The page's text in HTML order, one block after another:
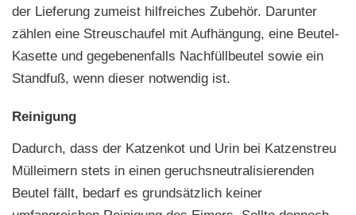
der Lieferung zumeist hilfreiches Zubehör. Darunter
zählen eine Streuschaufel mit Aufhängung, eine Beutel-
Kasette und gegebenenfalls Nachfüllbeutel sowie ein
Standfuß, wenn dieser notwendig ist.
Reinigung
Dadurch, dass der Katzenkot und Urin bei Katzenstreu
Mülleimern stets in einen geruchsneutralisierenden
Beutel fällt, bedarf es grundsätzlich keiner